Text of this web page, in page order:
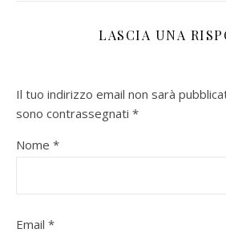
LASCIA UNA
Il tuo indirizzo email non sarà
sono contrassegnati *
Nome *
Email *